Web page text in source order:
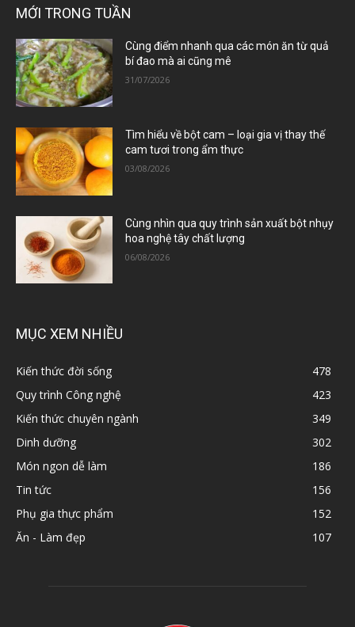
MỚI TRONG TUẦN
Cùng điểm nhanh qua các món ăn từ quả
bí đao mà ai cũng mê
31/07/2026
Tìm hiểu về bột cam – loại gia vị thay thế
cam tươi trong ẩm thực
03/08/2026
Cùng nhìn qua quy trình sản xuất bột nhụy
hoa nghệ tây chất lượng
06/08/2026
MỤC XEM NHIỀU
Kiến thức đời sống
478
Quy trình Công nghệ
423
Kiến thức chuyên ngành
349
Dinh dưỡng
302
Món ngon dễ làm
186
Tin tức
156
Phụ gia thực phẩm
152
Ăn - Làm đẹp
107